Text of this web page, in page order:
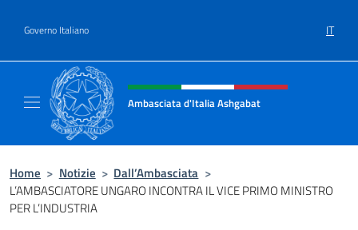
Governo Italiano IT
Intestazione sito, social e menù
Ambasciata d'Italia Ashgabat
Home > Notizie > Dall’Ambasciata >
L’AMBASCIATORE UNGARO INCONTRA IL VICE PRIMO MINISTRO
PER L’INDUSTRIA